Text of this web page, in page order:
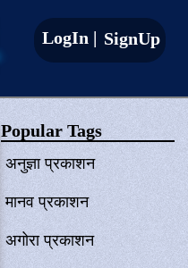
LogIn | SignUp
Popular Tags
अनुज्ञा प्रकाशन
मानव प्रकाशन
अगोरा प्रकाशन